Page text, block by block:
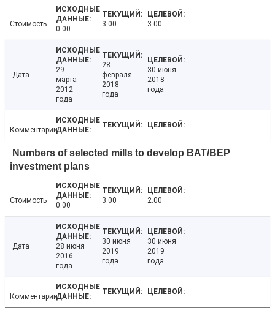
Стоимость
0.00
3.00 3.00
Дата
29
марта
2012
года
28
февраля
2018
года
30 июня
2018
года
Комментарии
Numbers of selected mills to develop BAT/BEP
investment plans
Стоимость
0.00
3.00 2.00
Дата
28 июня
2016
года
30 июня
2019
года
30 июня
2019
года
Комментарии